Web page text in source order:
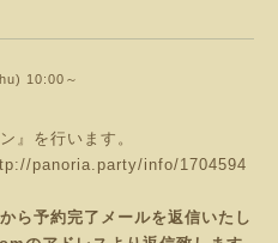
10:00～
』を行います。
panoria.party/info/1704594
ら予約完了メールを返信いたし